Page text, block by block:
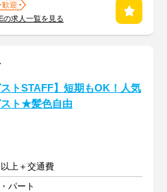
歓迎
求人一覧を見る
ストSTAFF】短期もOK！人気
ト★髪色自由
上＋交通費
パート